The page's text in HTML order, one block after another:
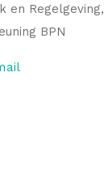
en Regelgeving,
BPN